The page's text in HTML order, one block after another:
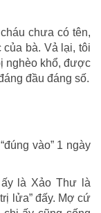
chưa có tên,
bà. Vả lại, tôi
nghèo khổ, được
đầu đáng số.
vào” 1 ngày
là Xảo Thư là
lửa” đấy. Mợ cứ